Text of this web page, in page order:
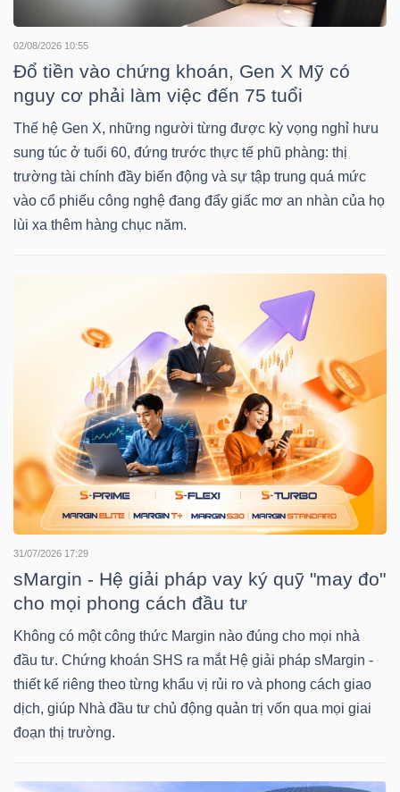
02/08/2026 10:55
Đổ tiền vào chứng khoán, Gen X Mỹ có
nguy cơ phải làm việc đến 75 tuổi
Thế hệ Gen X, những người từng được kỳ vọng nghỉ hưu
sung túc ở tuổi 60, đứng trước thực tế phũ phàng: thị
trường tài chính đầy biến động và sự tập trung quá mức
vào cổ phiếu công nghệ đang đẩy giấc mơ an nhàn của họ
lùi xa thêm hàng chục năm.
31/07/2026 17:29
sMargin - Hệ giải pháp vay ký quỹ "may đo"
cho mọi phong cách đầu tư
Không có một công thức Margin nào đúng cho mọi nhà
đầu tư. Chứng khoán SHS ra mắt Hệ giải pháp sMargin -
thiết kế riêng theo từng khẩu vị rủi ro và phong cách giao
dịch, giúp Nhà đầu tư chủ động quản trị vốn qua mọi giai
đoạn thị trường.
VĨ
MÔ
NGÀNH
DOANH
PHÁI
SINH
CỤ
ĐẦU
TƯ